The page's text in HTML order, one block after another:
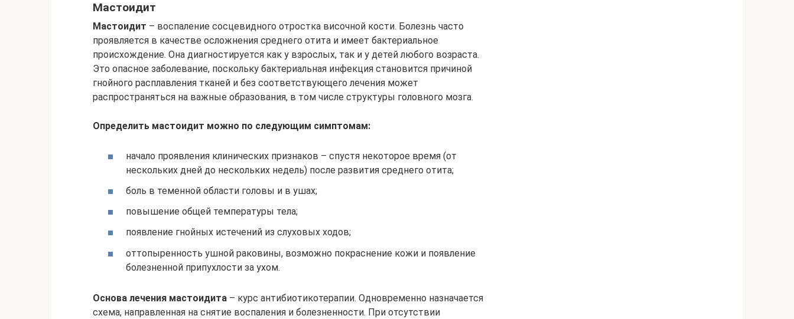
Мастоидит
Мастоидит – воспаление сосцевидного отростка височной кости. Болезнь часто
проявляется в качестве осложнения среднего отита и имеет бактериальное
происхождение. Она диагностируется как у взрослых, так и у детей любого возраста.
Это опасное заболевание, поскольку бактериальная инфекция становится причиной
гнойного расплавления тканей и без соответствующего лечения может
распространяться на важные образования, в том числе структуры головного мозга.
Определить мастоидит можно по следующим симптомам:
начало проявления клинических признаков – спустя некоторое время (от
нескольких дней до нескольких недель) после развития среднего отита;
боль в теменной области головы и в ушах;
повышение общей температуры тела;
появление гнойных истечений из слуховых ходов;
оттопыренность ушной раковины, возможно покраснение кожи и появление
болезненной припухлости за ухом.
Основа лечения мастоидита – курс антибиотикотерапии. Одновременно назначается
схема, направленная на снятие воспаления и болезненности. При отсутствии